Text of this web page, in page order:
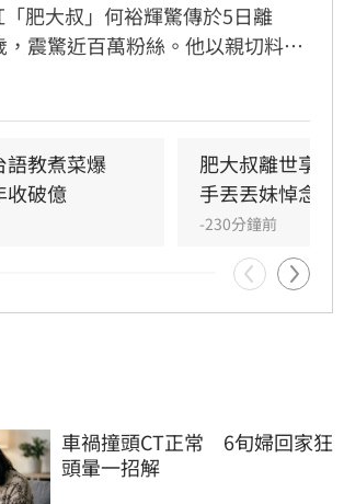
肥大叔」何裕輝驚傳於5日離
，震驚近百萬粉絲。他以親切料理
的創業理念聞名，從更生人翻轉
肥大叔曾坦言創業初期以健康換事
播成為日常。粉絲紛紛留言悼念，
藝啟蒙，並對其猝逝感到遺憾。儘
明，但他認真生活、視粉絲為重的
在支持者的心中。
語教煮菜爆
收破億
肥大叔離世享
手丟丟妹悼念發
-230分鐘前
車禍撞頭CT正常　6旬婦回家狂
頭暈一招解